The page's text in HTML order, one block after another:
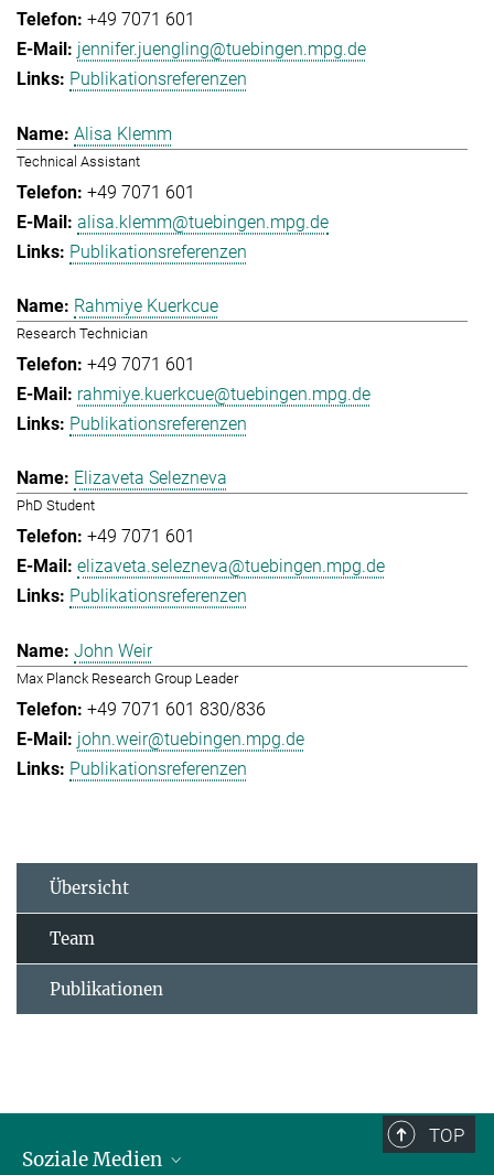
+49 7071 601
jennifer.juengling@tuebingen.mpg.de
Publikationsreferenzen
Alisa Klemm
Technical Assistant
+49 7071 601
alisa.klemm@tuebingen.mpg.de
Publikationsreferenzen
Rahmiye Kuerkcue
Research Technician
+49 7071 601
rahmiye.kuerkcue@tuebingen.mpg.de
Publikationsreferenzen
Elizaveta Selezneva
PhD Student
+49 7071 601
elizaveta.selezneva@tuebingen.mpg.de
Publikationsreferenzen
John Weir
Max Planck Research Group Leader
+49 7071 601 830/836
john.weir@tuebingen.mpg.de
Publikationsreferenzen
Übersicht
Team
Publikationen
TOP
Soziale Medien